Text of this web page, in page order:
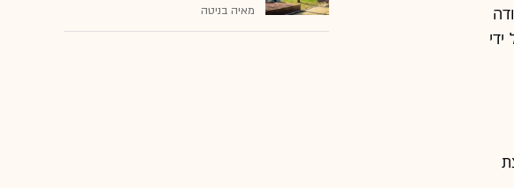
מאיה בניטה